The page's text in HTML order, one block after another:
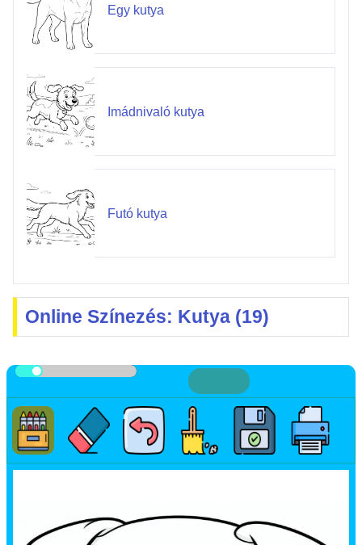
Egy kutya
Imádnivaló kutya
Futó kutya
Online Színezés: Kutya (19)